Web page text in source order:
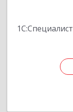
1С:Специалист